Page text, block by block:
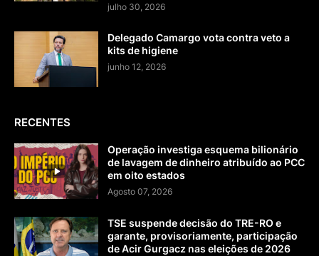
julho 30, 2026
Delegado Camargo vota contra veto a
kits de higiene
junho 12, 2026
RECENTES
Operação investiga esquema bilionário
de lavagem de dinheiro atribuído ao PCC
em oito estados
Agosto 07, 2026
TSE suspende decisão do TRE-RO e
garante, provisoriamente, participação
de Acir Gurgacz nas eleições de 2026